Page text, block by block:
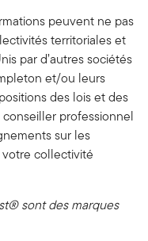
peuvent ne pas
territoriales et
par d’autres sociétés
et/ou leurs
des lois et des
professionnel
sur les
collectivité
sont des marques